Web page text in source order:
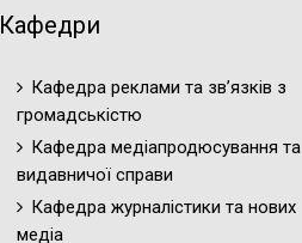
Кафедри
Кафедра реклами та зв’язків з
громадськістю
Кафедра медіапродюсування та
видавничої справи
Кафедра журналістики та нових
медіа